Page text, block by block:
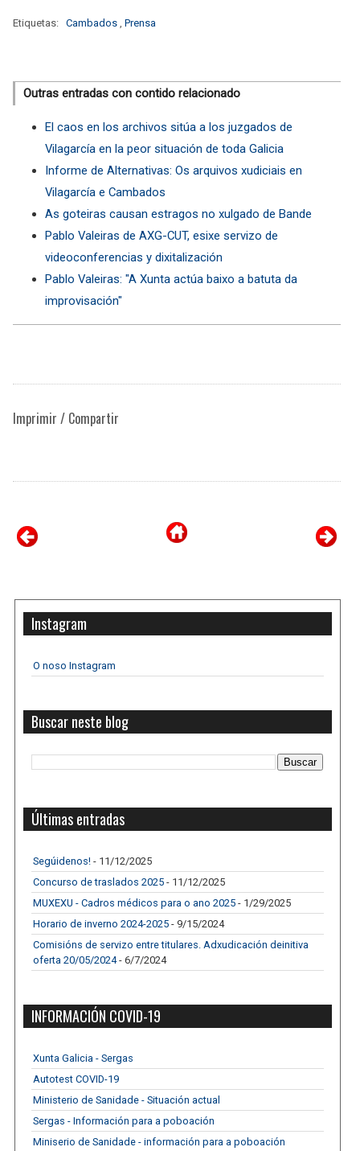
Etiquetas: Cambados Prensa
Outras entradas con contido relacionado
El caos en los archivos sitúa a los juzgados de
Vilagarcía en la peor situación de toda Galicia
Informe de Alternativas: Os arquivos xudiciais en
Vilagarcía e Cambados
As goteiras causan estragos no xulgado de Bande
Pablo Valeiras de AXG-CUT, esixe servizo de
videoconferencias y dixitalización
Pablo Valeiras: "A Xunta actúa baixo a batuta da
improvisación"
Imprimir / Compartir
Instagram
O noso Instagram
Buscar neste blog
Últimas entradas
Segúidenos! - 11/12/2025
Concurso de traslados 2025 - 11/12/2025
MUXEXU - Cadros médicos para o ano 2025 - 1/29/2025
Horario de inverno 2024-2025 - 9/15/2024
Comisións de servizo entre titulares. Adxudicación deinitiva
oferta 20/05/2024- 6/7/2024
INFORMACIÓN COVID-19
Xunta Galicia - Sergas
Autotest COVID-19
Ministerio de Sanidade - Situación actual
Sergas - Información para a poboación
Miniserio de Sanidade - información para a poboación